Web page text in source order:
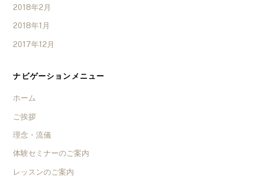
2018年2月
2018年1月
2017年12月
ナビゲーションメニュー
ホーム
ご挨拶
理念・流儀
体験セミナーのご案内
レッスンのご案内